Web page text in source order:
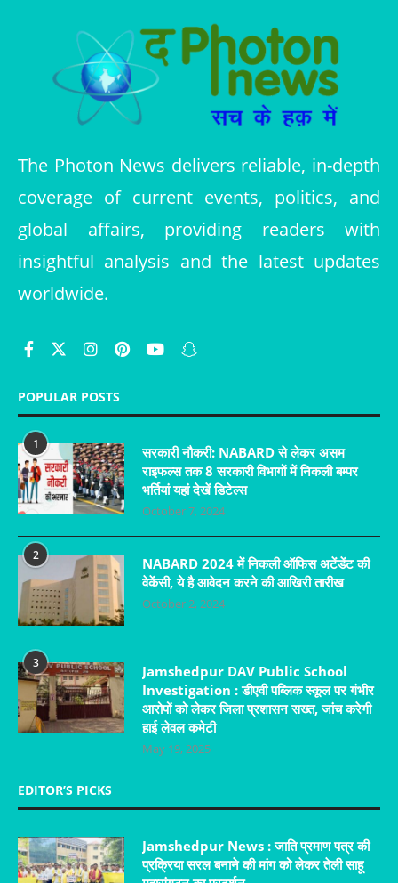
The Photon News delivers reliable, in-depth
coverage of current events, politics, and
global affairs, providing readers with
insightful analysis and the latest updates
worldwide.
POPULAR POSTS
1
सरकारी नौकरी: NABARD से लेकर असम
राइफल्स तक 8 सरकारी विभागों में निकली बम्पर
भर्तियां यहां देखें डिटेल्स
October 7, 2024
2
NABARD 2024 में निकली ऑफिस अटेंडेंट की
वेकेंसी, ये है आवेदन करने की आखिरी तारीख
October 2, 2024
3
Jamshedpur DAV Public School
Investigation : डीएवी पब्लिक स्कूल पर गंभीर
आरोपों को लेकर जिला प्रशासन सख्त, जांच करेगी
हाई लेवल कमेटी
May 19, 2025
EDITOR’S PICKS
Jamshedpur News : जाति प्रमाण पत्र की
प्रक्रिया सरल बनाने की मांग को लेकर तेली साहू